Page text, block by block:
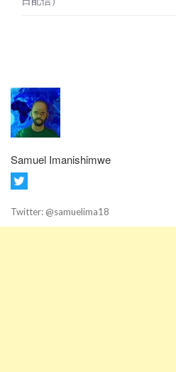
Samuel Imanishimwe
Twitter: @samuelima18